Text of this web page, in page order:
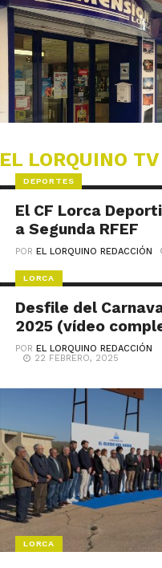
EL LORQUINO TV
DEPORTES
El CF Lorca
a Segunda RFEF
POREL LORQUINO REDACCIÓN
LORCA
Desfile del
2025 (vídeo
POREL LORQUINO REDACCIÓN
22 FEBRERO, 2025
LORCA